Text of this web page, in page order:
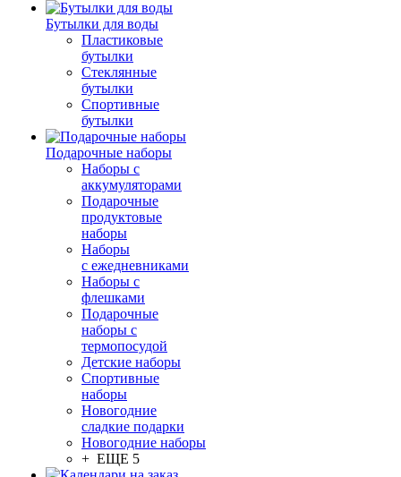
Бутылки для воды
Пластиковые
бутылки
Стеклянные
бутылки
Спортивные
бутылки
Подарочные наборы
Наборы с
аккумуляторами
Подарочные
продуктовые
наборы
Наборы
с ежедневниками
Наборы с
флешками
Подарочные
наборы с
термопосудой
Детские наборы
Спортивные
наборы
Новогодние
сладкие подарки
Новогодние наборы
+ ЕЩЕ 5